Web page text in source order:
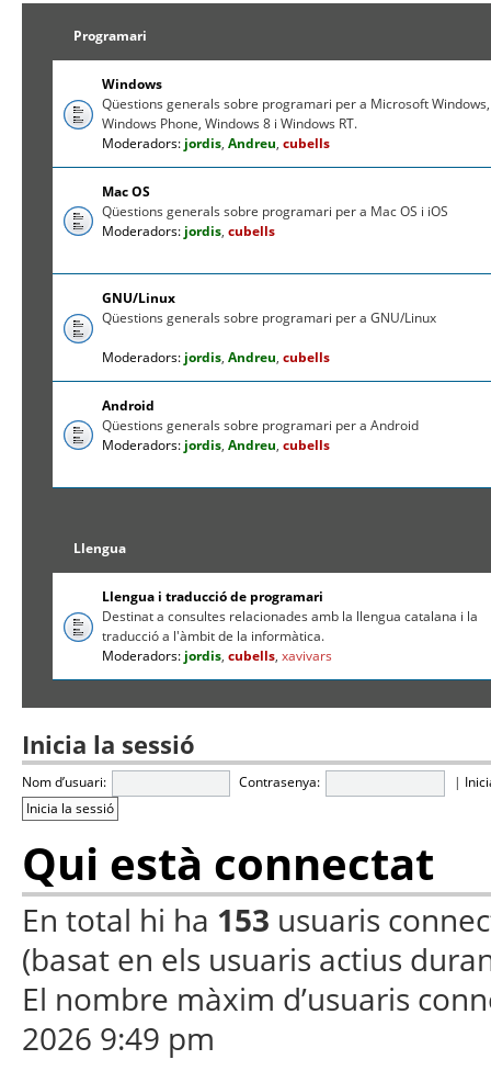
Programari
Windows
Qüestions generals sobre programari per a Microsoft Windows,
Windows Phone, Windows 8 i Windows RT.
Moderadors: jordis,Andreu,cubells
Mac OS
Qüestions generals sobre programari per a Mac OS i iOS
Moderadors: jordis,cubells
GNU/Linux
Qüestions generals sobre programari per a GNU/Linux
Moderadors: jordis,Andreu,cubells
Android
Qüestions generals sobre programari per a Android
Moderadors: jordis,Andreu,cubells
Llengua
Llengua i traducció de programari
Destinat a consultes relacionades amb la llengua catalana i la
traducció a l'àmbit de la informàtica.
Moderadors: jordis,cubells,xavivars
Inicia la sessió
Nom d’usuari: Contrasenya: |
Qui està connectat
En total hi ha 153 usuaris
(basat en els usuaris actius
El nombre màxim d’usuaris
2026 9:49 pm